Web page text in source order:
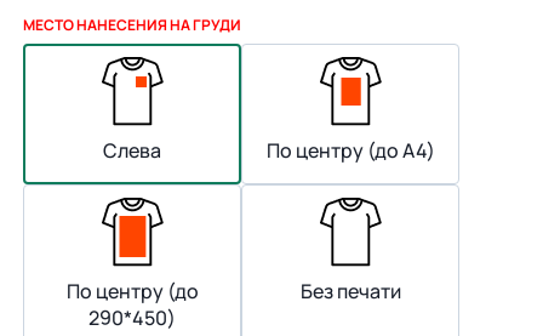
МЕСТО НАНЕСЕНИЯ НА ГРУДИ
Слева По центру (до А4)
По центру (до
290*450)
Без печати